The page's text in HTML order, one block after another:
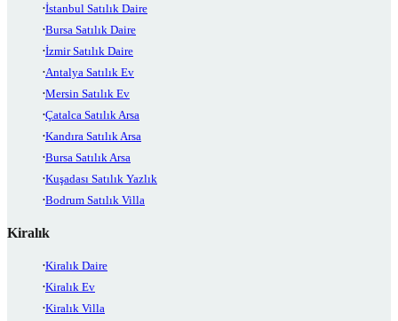
İstanbul Satılık Daire
Bursa Satılık Daire
İzmir Satılık Daire
Antalya Satılık Ev
Mersin Satılık Ev
Çatalca Satılık Arsa
Kandıra Satılık Arsa
Bursa Satılık Arsa
Kuşadası Satılık Yazlık
Bodrum Satılık Villa
Kiralık
Kiralık Daire
Kiralık Ev
Kiralık Villa